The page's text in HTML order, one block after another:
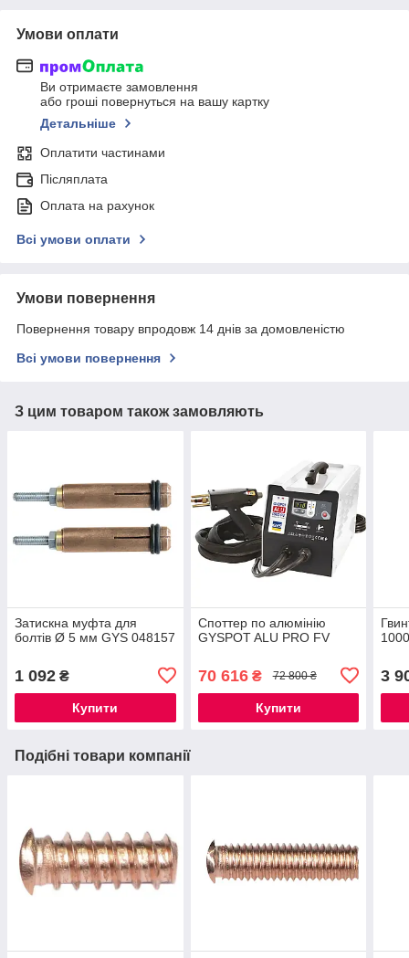
Умови оплати
Ви отримаєте замовлення
або гроші повернуться на вашу картку
Детальніше
Оплатити частинами
Післяплата
Оплата на рахунок
Всі умови оплати
Умови повернення
Повернення товару впродовж 14 днів за домовленістю
Всі умови повернення
З цим товаром також замовляють
Затискна муфта для
болтів Ø 5 мм GYS 048157
1 092 ₴
Купити
Споттер по алюмінію
GYSPOT ALU PRO FV
70 616₴ 72 800 ₴
Купити
3
Подібні товари компанії